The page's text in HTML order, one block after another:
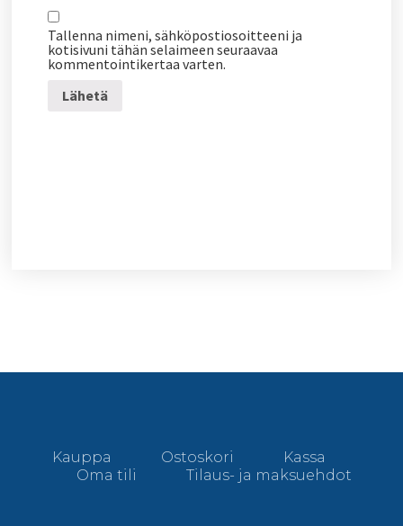
Tallenna nimeni, sähköpostiosoitteeni ja
kotisivuni tähän selaimeen seuraavaa
kommentointikertaa varten.
Kauppa Ostoskori
Kassa
Oma tili
Tilaus- ja maksuehdot